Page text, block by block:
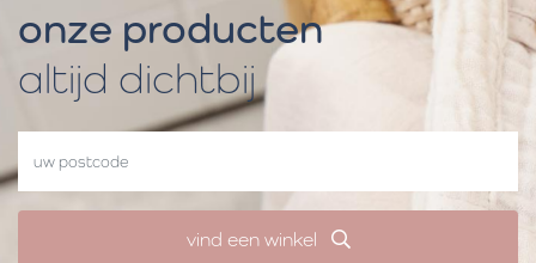
onze producten
altijd dichtbij
vind een winkel